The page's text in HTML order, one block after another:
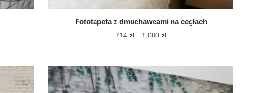
Fototapeta z dmuchawcami na cegłach
714zł – 1,080złZakres
714 zł
do
1,080 zł
produkt
ma
wiele